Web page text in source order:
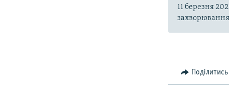
11 березня
Поділитись